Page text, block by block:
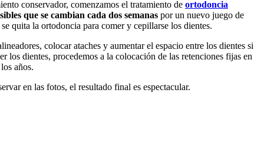
conservador, comenzamos el tratamiento de ortodoncia
que se cambian cada dos semanas por un nuevo juego de
quita la ortodoncia para comer y cepillarse los dientes.
colocar ataches y aumentar el espacio entre los dientes si
los dientes, procedemos a la colocación de las retenciones fijas en
años.
en las fotos, el resultado final es espectacular.